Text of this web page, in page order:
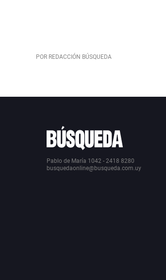
POR REDACCIÓN BÚSQUEDA
Pablo de María 1042 - 2418 8280
busquedaonline@busqueda.com.uy